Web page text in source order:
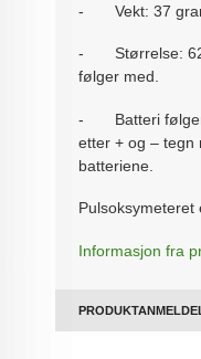
- Vekt: 37
-
Størrelse:
følger med.
-
Batteri
etter + og – tegn
batteriene.
Pulsoksymeteret
Informasjon fra